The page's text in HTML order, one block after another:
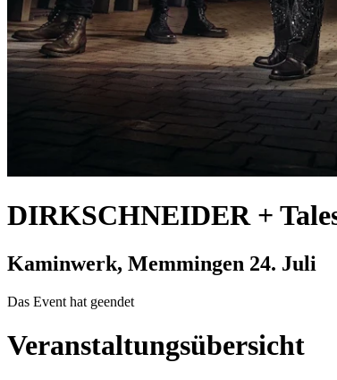
DIRKSCHNEIDER +
Kaminwerk, Memmingen 24. Juli
Das Event hat geendet
Veranstaltungsübersicht